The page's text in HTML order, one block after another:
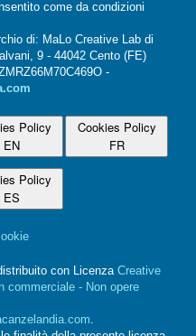
come da condizioni
di: MaLo Creative Lab di
9 - 44042 Cento (FE)
-
Policy
EN
Cookies Policy
FR
Policy
ES
con Licenza Creative
commerciale - Non opere
.